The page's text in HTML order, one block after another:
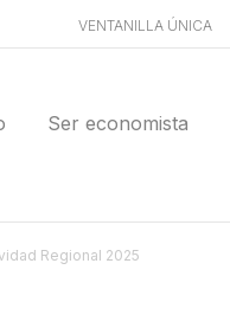
VENTANILLA ÚNICA
Ser economista
Regional 2025